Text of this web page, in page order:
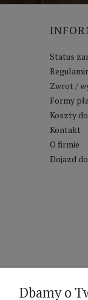
Status
Zwrot /
Formy
Koszty
Kontakt
O firmie
Dojazd
Dbamy o